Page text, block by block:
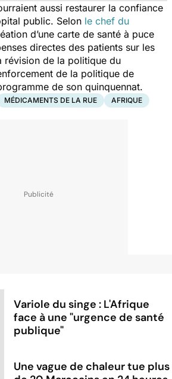
aussi restaurer la confiance
public. Selon le chef du
d’une carte de santé à puce
directes des patients sur les
révision de la politique du
de la politique de
de son quinquennat.
MÉDICAMENTS DE LA RUE AFRIQUE
Variole du singe : L'Afrique
face à une "urgence de santé
publique"
Une vague de chaleur tue plus